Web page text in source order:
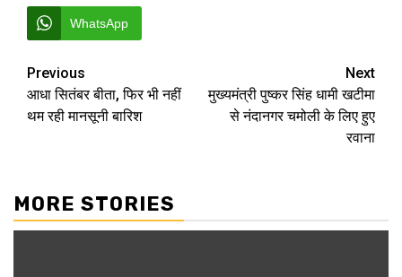
WhatsApp
Post
navigation
Previous
आधा सितंबर बीता, फिर भी नहीं
थम रही मानसूनी बारिश
Next
मुख्यमंत्री पुष्कर सिंह धामी खटीमा
से नंदानगर चमोली के लिए हुए
रवाना
MORE STORIES